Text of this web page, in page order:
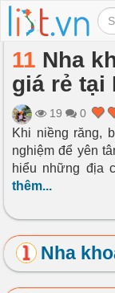
11 Nha
giá rẻ tại
19 0
Khi niềng răng,
nghiệm để yên
hiểu những địa
thêm...
Nha